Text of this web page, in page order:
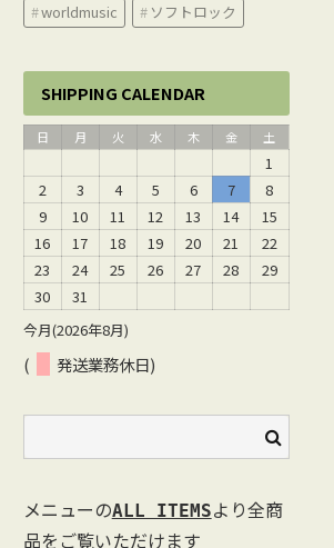
worldmusic
ソフトロック
SHIPPING CALENDAR
今月(2026年8月)
日 月 火 水 木 金 土
1
2
3 4 5 6 7
8
9
10 11 12 13 14
15
16
17 18 19 20 21
22
23
24 25 26 27 28
29
30
31
( 発送業務休日)
メニューのALL ITEMSより全商
品をご覧いただけます